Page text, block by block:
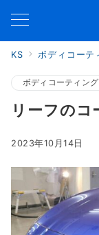
KS ボディコーテ
ボディコーティング
リーフの
2023年10月14日